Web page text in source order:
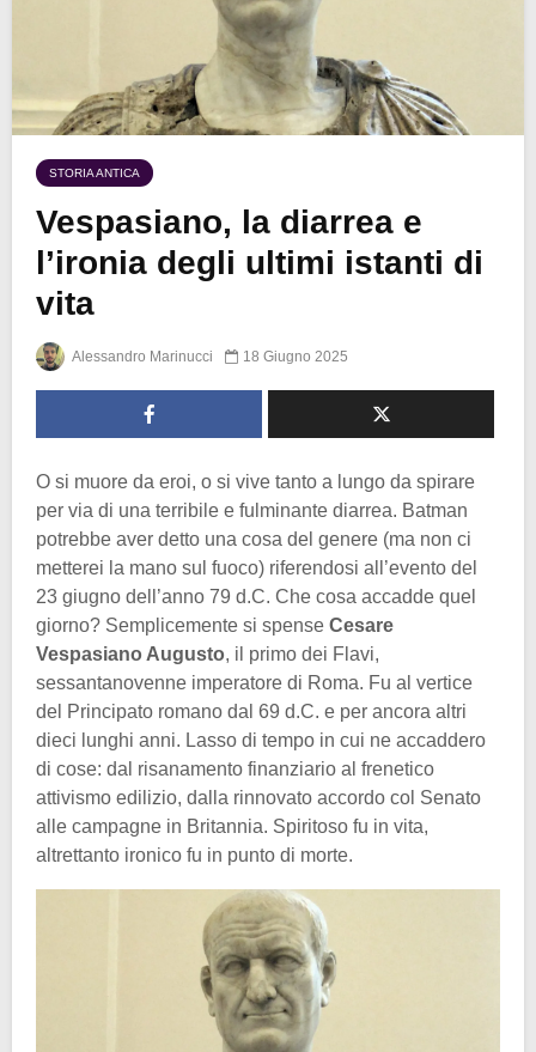
STORIA ANTICA
Vespasiano, la diarrea e
l’ironia degli ultimi istanti di
vita
Alessandro Marinucci 18 Giugno 2025
O si muore da eroi, o si vive tanto a lungo da spirare
per via di una terribile e fulminante diarrea. Batman
potrebbe aver detto una cosa del genere (ma non ci
metterei la mano sul fuoco) riferendosi all’evento del
23 giugno dell’anno 79 d.C. Che cosa accadde quel
giorno? Semplicemente si spense Cesare
Vespasiano Augusto, il primo dei Flavi,
sessantanovenne imperatore di Roma. Fu al vertice
del Principato romano dal 69 d.C. e per ancora altri
dieci lunghi anni. Lasso di tempo in cui ne accaddero
di cose: dal risanamento finanziario al frenetico
attivismo edilizio, dalla rinnovato accordo col Senato
alle campagne in Britannia. Spiritoso fu in vita,
altrettanto ironico fu in punto di morte.